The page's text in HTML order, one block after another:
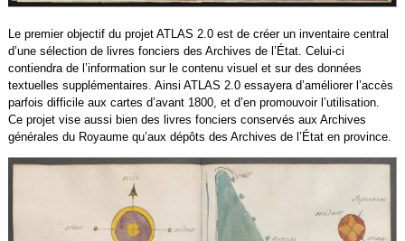
Le premier objectif du projet ATLAS 2.0 est de créer un inventaire central
d’une sélection de livres fonciers des Archives de l’État. Celui-ci
contiendra de l’information sur le contenu visuel et sur des données
textuelles supplémentaires. Ainsi ATLAS 2.0 essayera d’améliorer l’accès
parfois difficile aux cartes d’avant 1800, et d’en promouvoir l’utilisation.
Ce projet vise aussi bien des livres fonciers conservés aux Archives
générales du Royaume qu’aux dépôts des Archives de l’État en province.